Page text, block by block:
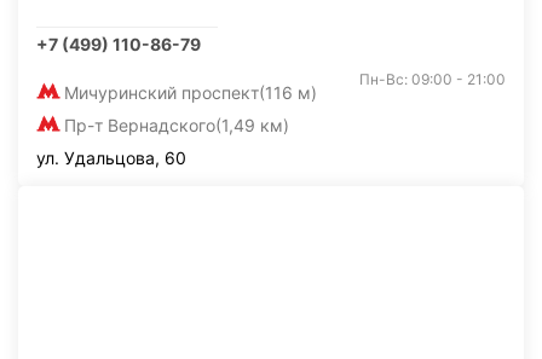
+7 (499) 110-86-79
Мичуринский проспект(116 м)
Пр-т Вернадского(1,49 км)
Пн-Вс: 09:00 - 21:00
ул. Удальцова, 60